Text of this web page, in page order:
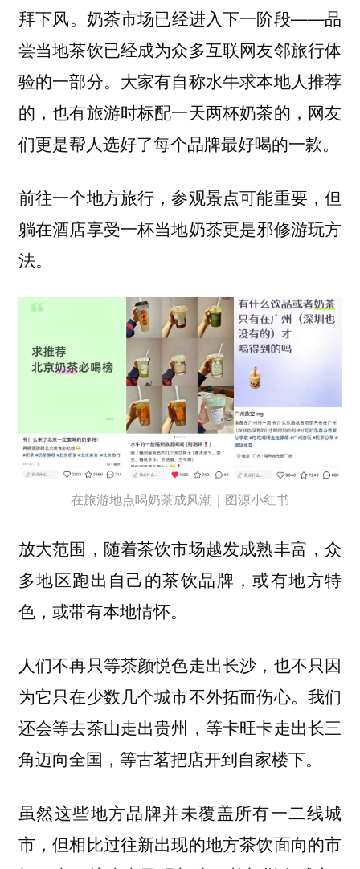
拜下风。奶茶市场已经进入下一阶段——品
尝当地茶饮已经成为众多互联网友邻旅行体
验的一部分。大家有自称水牛求本地人推荐
的，也有旅游时标配一天两杯奶茶的，网友
们更是帮人选好了每个品牌最好喝的一款。
前往一个地方旅行，参观景点可能重要，但
躺在酒店享受一杯当地奶茶更是邪修游玩方
法。
在旅游地点喝奶茶成风潮｜图源小红书
放大范围，随着茶饮市场越发成熟丰富，众
多地区跑出自己的茶饮品牌，或有地方特
色，或带有本地情怀。
人们不再只等茶颜悦色走出长沙，也不只因
为它只在少数几个城市不外拓而伤心。我们
还会等去茶山走出贵州，等卡旺卡走出长三
角迈向全国，等古茗把店开到自家楼下。
虽然这些地方品牌并未覆盖所有一二线城
市，但相比过往新出现的地方茶饮面向的市